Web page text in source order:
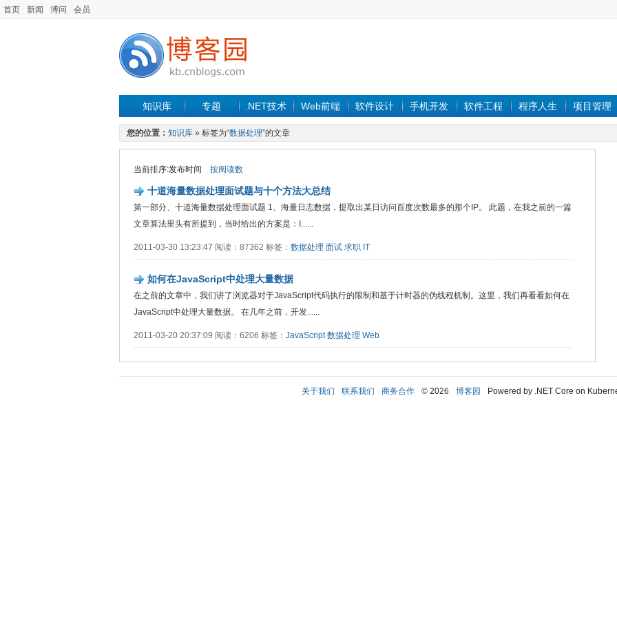
首页 新闻 博问 会员
知识库 专题 .NET技术 Web前端 软件设计 手机开发 软件工程 程序人生 项目管理
您的位置： 知识库 » 标签为“数据处理”的文章
当前排序:发布时间 按阅读数
十道海量数据处理面试题与十个方法大总结
第一部分、十道海量数据处理面试题 1、海量日志数据，提取出某日访问百度次数最多的那个IP。 此题，在我之前的一篇
文章算法里头有所提到，当时给出的方案是：I......
2011-03-30 13:23:47 阅读：87362 标签： 数据处理 面试 求职 IT
如何在JavaScript中处理大量数据
在之前的文章中，我们讲了浏览器对于JavaScript代码执行的限制和基于计时器的伪线程机制。这里，我们再看看如何在
JavaScript中处理大量数据。 在几年之前，开发......
2011-03-20 20:37:09 阅读：6206 标签： JavaScript 数据处理 Web
关于我们 联系我们 商务合作 © 2026 博客园 Powered by .NET Core on